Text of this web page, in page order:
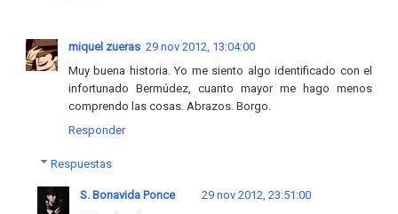
miquel zueras 29 nov 2012, 13:04:00
Muy buena historia. Yo me siento algo identificado con el
infortunado Bermúdez, cuanto mayor me hago menos
comprendo las cosas. Abrazos. Borgo.
Responder
Respuestas
S. Bonavida Ponce
29 nov 2012, 23:51:00